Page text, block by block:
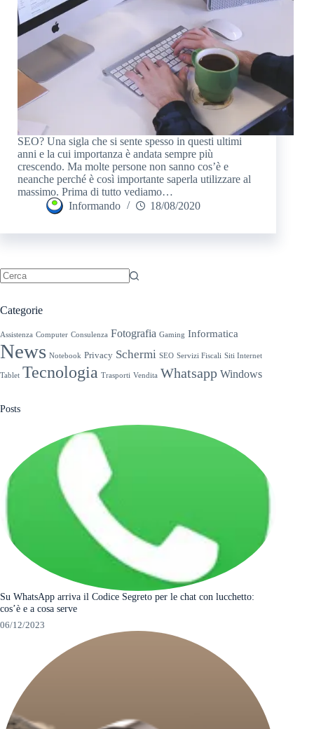
SEO? Una sigla che si sente spesso in questi ultimi
anni e la cui importanza è andata sempre più
crescendo. Ma molte persone non sanno cos’è e
neanche perché è così importante saperla utilizzare al
massimo. Prima di tutto vediamo…
Informando
18/08/2020
Categorie
Assistenza Computer Consulenza Fotografia Gaming Informatica
News Notebook Privacy Schermi SEO Servizi Fiscali Siti Internet
Tablet Tecnologia Trasporti Vendita Whatsapp Windows
Posts
Su WhatsApp arriva il Codice Segreto per le chat con lucchetto:
cos’è e a cosa serve
06/12/2023